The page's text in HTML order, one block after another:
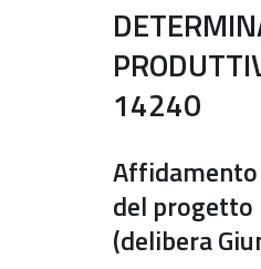
14240
Affidamento
del
(delibera